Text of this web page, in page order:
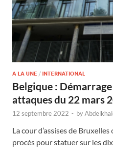
A LA UNE / INTERNATIONAL
Belgique :
attaques du 22 mars
12 septembre 2022 - by
La cour d’assises de
procès pour statuer sur les dix